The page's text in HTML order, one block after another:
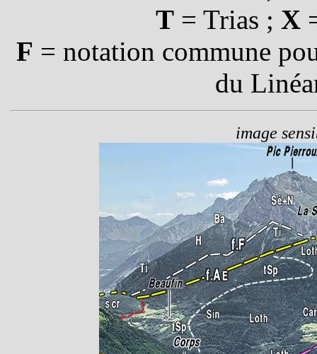
T = Trias ; X
F = notation commune
du
image